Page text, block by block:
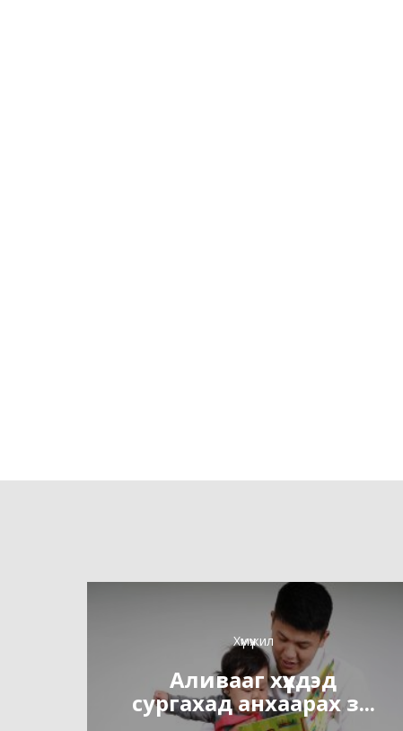
Хүмүүжил
Аливааг хүүхдэд
сургахад анхаарах з...